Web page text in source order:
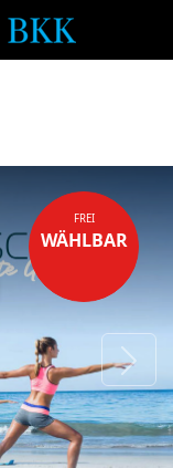
FREI
WÄHLBAR